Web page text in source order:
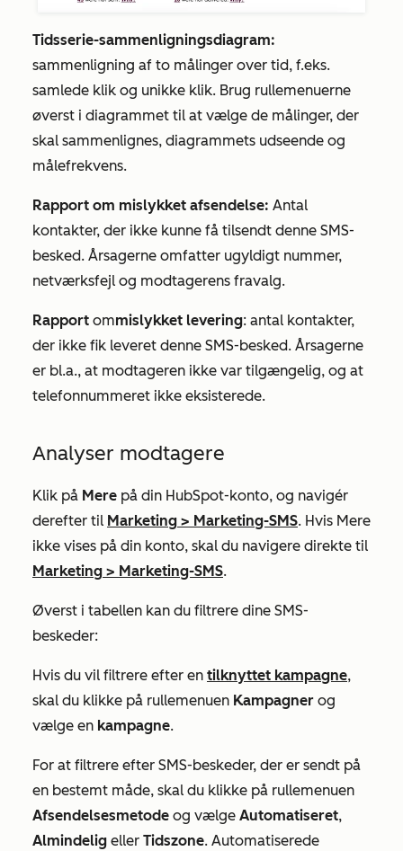
Tidsserie-sammenligningsdiagram:
sammenligning af to målinger over tid, f.eks.
samlede klik og unikke klik. Brug rullemenuerne
øverst i diagrammet til at vælge de målinger, der
skal sammenlignes, diagrammets udseende og
målefrekvens.
Rapport om mislykket afsendelse: Antal
kontakter, der ikke kunne få tilsendt denne SMS-
besked. Årsagerne omfatter ugyldigt nummer,
netværksfejl og modtagerens fravalg.
Rapport ommislykket levering: antal kontakter,
der ikke fik leveret denne SMS-besked. Årsagerne
er bl.a., at modtageren ikke var tilgængelig, og at
telefonnummeret ikke eksisterede.
Analyser modtagere
Klik på Mere på din HubSpot-konto, og navigér
derefter til Marketing > Marketing-SMS. Hvis Mere
ikke vises på din konto, skal du navigere direkte til
Marketing > Marketing-SMS.
Øverst i tabellen kan du filtrere dine SMS-
beskeder:
Hvis du vil filtrere efter en tilknyttet kampagne,
skal du klikke på rullemenuen Kampagner og
vælge en kampagne.
For at filtrere efter SMS-beskeder, der er sendt på
en bestemt måde, skal du klikke på rullemenuen
Afsendelsesmetode og vælge Automatiseret,
Almindelig eller Tidszone. Automatiserede